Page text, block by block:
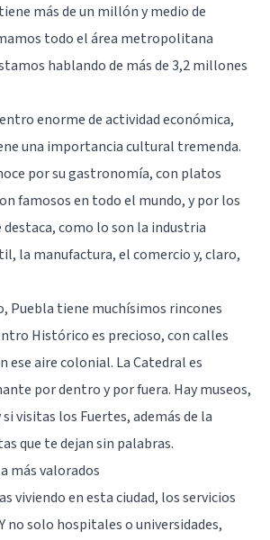
más de un millón y medio de
todo el área metropolitana
hablando de más de 3,2 millones
enorme de actividad económica,
una importancia cultural tremenda.
por su gastronomía, con platos
famosos en todo el mundo, y por los
destaca, como lo son la industria
la manufactura, el comercio y, claro,
Puebla tiene muchísimos rincones
Histórico es precioso, con calles
ese aire colonial. La Catedral es
por dentro y por fuera. Hay museos,
visitas los Fuertes, además de la
que te dejan sin palabras.
más valorados
viviendo en esta ciudad, los servicios
no solo hospitales o universidades,